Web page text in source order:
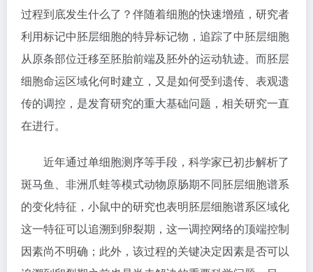
过程到底发生什么了？伴随着细胞的快速增殖，研究者
利用标记中胚层细胞的特异标记物，追踪了中胚层细胞
从原条部位迁移至胚胎前端及胚外的运动轨迹。而胚层
细胞命运区域化何时建立，又是如何受到遗传、表观遗
传的调控，是发育研究的重大基础问题，相关研究一直
在进行。
近年通过单细胞测序等手段，科学家已初步解析了
斑马鱼、非洲爪蛙等模式动物原肠期不同胚层细胞谱系
的变化特征，小鼠中的研究也表明胚层细胞谱系区域化
这一特征可以追溯到卵裂期，这一调控网络的顶端控制
因素尚不明确；此外，该过程的关键决定因素是否可以